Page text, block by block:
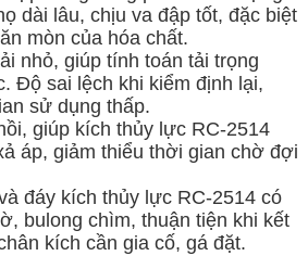
dài lâu, chịu va đập tốt, đặc biệt
mòn của hóa chất.
nhỏ, giúp tính toán tải trọng
Độ sai lệch khi kiểm định lại,
sử dụng thấp.
giúp kích thủy lực RC-2514
áp, giảm thiểu thời gian chờ đợi
đáy kích thủy lực RC-2514 có
bulong chìm, thuận tiện khi kết
kích cần gia cố, gá đặt.